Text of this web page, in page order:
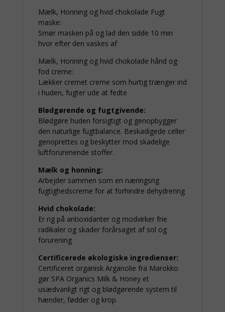
Mælk, Honning og hvid chokolade Fugt
maske:
Smør masken på og lad den sidde 10 min
hvor efter den vaskes af
Mælk, Honning og hvid chokolade hånd og
fod creme:
Lækker cremet creme som hurtig trænger ind
i huden, fugter ude at fedte
Blødgørende og fugtgivende:
Blødgøre huden forsigtigt og genopbygger
den naturlige fugtbalance. Beskadigede celler
genoprettes og beskytter mod skadelige
luftforurenende stoffer.
Mælk og honning:
Arbejder sammen som en næringsrig
fugtighedscreme for at forhindre dehydrering
Hvid chokolade:
Er rig på antioxidanter og modvirker frie
radikaler og skader forårsaget af sol og
forurening
Certificerede økologiske ingredienser:
Certificeret organisk Arganolie fra Marokko
gør SPA Organics Milk & Honey et
usædvanligt rigt og blødgørende system til
hænder, fødder og krop.